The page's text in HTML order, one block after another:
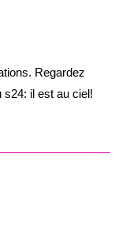
Regardez
s24: il est au ciel!